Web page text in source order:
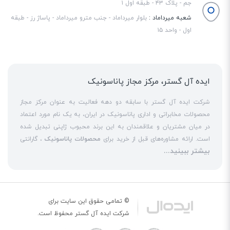
مکالمه‌های بدون دخالت دست علاقمند هستند، بسیار مفید و کاربردی محسوب
می‌شود.
دفترچه مخاطبین اختصاصی
جم - پلاک ۴۳ - طبقه اول ۱
شعبه میرداماد : بلوار میرداماد - جنب مترو میرداماد - پاساژ رز - طبقه
اول - واحد ۱۵
ایده آل گستر، مرکز مجاز پاناسونیک
شرکت ایده آل گستر با سابقه دو دهه فعالیت به عنوان مرکز مجاز
محصولات مخابراتی و اداری پاناسونیک در ایران، به یک نام مورد اعتماد
در میان مشتریان و علاقمندان به این برند محبوب ژاپنی تبدیل شده
است. ارائه مشاوره‌های قبل از خرید برایمحصولات پاناسونیک، گارانتی
18 ماهه معتبر و شرکتی برای کلیه محصولات عرضه شده و تعهد کامل
انواع مراکز
سانترال
است. این مهم با اتکا به تکنسین‌های فنی و مجرب
که در ایننمایندگی سانترال پاناسونیک
حاضر هستند، حاصل می‌شود. به
بیشتر ببینید...
© تمامی حقوق این سایت برای
شرکتایده آل گسترمحفوظ است.